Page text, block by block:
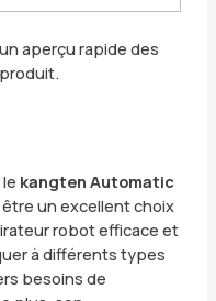
aperçu rapide des
kangten Automatic
un excellent choix
robot efficace et
à différents types
besoins de